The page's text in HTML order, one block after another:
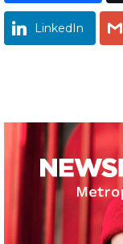
LinkedIn